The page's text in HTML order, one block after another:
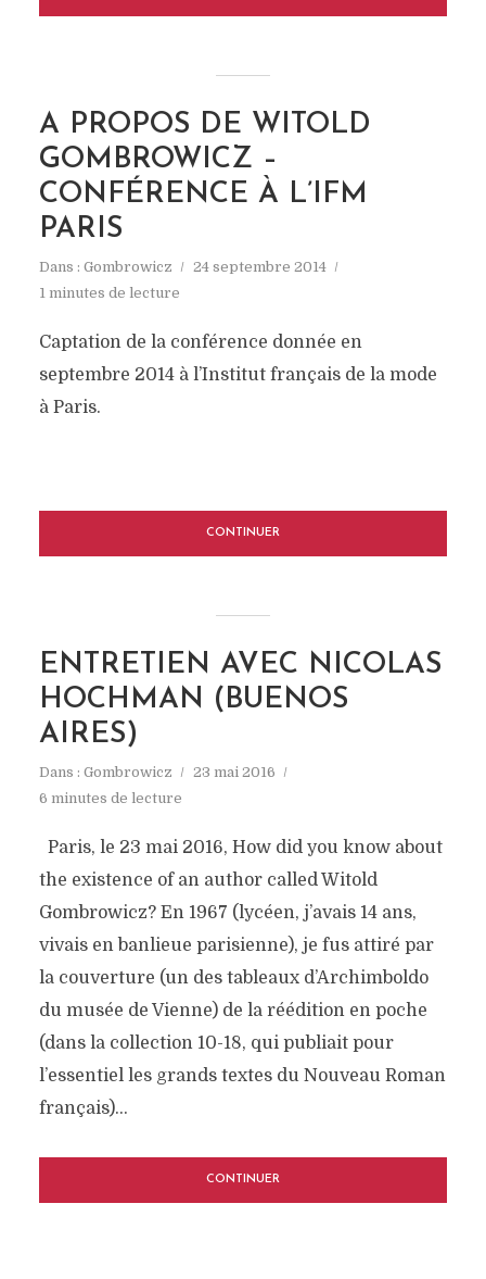
A PROPOS DE WITOLD
GOMBROWICZ –
CONFÉRENCE À L’IFM
PARIS
Dans : Gombrowicz
24 septembre 2014
1 minutes de lecture
Captation de la conférence donnée en
septembre 2014 à l’Institut français de la mode
à Paris.
CONTINUER
ENTRETIEN AVEC NICOLAS
HOCHMAN (BUENOS
AIRES)
Dans : Gombrowicz
23 mai 2016
6 minutes de lecture
Paris, le 23 mai 2016, How did you know about
the existence of an author called Witold
Gombrowicz? En 1967 (lycéen, j’avais 14 ans,
vivais en banlieue parisienne), je fus attiré par
la couverture (un des tableaux d’Archimboldo
du musée de Vienne) de la réédition en poche
(dans la collection 10-18, qui publiait pour
l’essentiel les grands textes du Nouveau Roman
français)...
CONTINUER